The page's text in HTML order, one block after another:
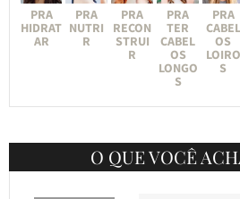
PRA
HIDRAT
AR
PRA
NUTRI
R
PRA
RECON
STRUI
R
PRA
TER
CABEL
OS
LONGO
S
PRA
CABEL
OS
LOIRO
S
O QUE VOCÊ